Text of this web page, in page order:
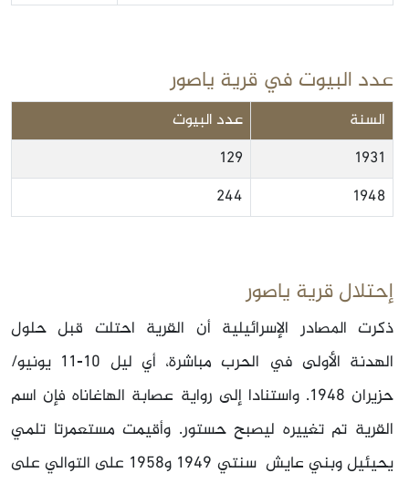
عدد البيوت في قرية ياصور
السنة
عدد البيوت
1931
129
1948
244
إحتلال قرية ياصور
ذكرت المصادر الإسرائيلية أن القرية احتلت قبل حلول
الهدنة الأولى في الحرب مباشرة، أي ليل 10-11 يونيو/
حزيران 1948. واستنادا إلى رواية عصابة الهاغاناه فإن اسم
القرية تم تغييره ليصبح حستور. وأقيمت مستعمرتا تلمي
يحيئيل وبني عايش ‏ سنتي 1949 و1958 على التوالي على